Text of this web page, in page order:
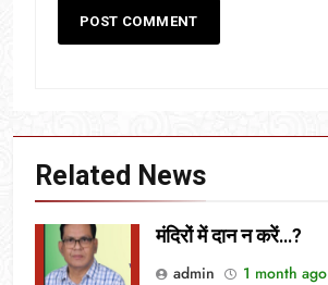
Related News
मंदिरों में दान न करें…?
admin
1 month ago